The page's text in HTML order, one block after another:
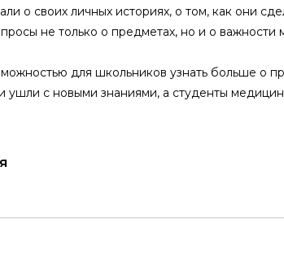
о своих личных историях, о том, как они
не только о предметах, но и о важности
для школьников узнать больше
ушли с новыми знаниями, а студенты